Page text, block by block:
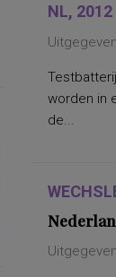
NL, 2012
worden in
de...